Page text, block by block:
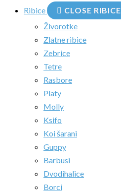
Ribice CLOSE RIBICE
Živorotke
Zlatne ribice
Zebrice
Tetre
Rasbore
Platy
Molly
Ksifo
Koi šarani
Guppy
Barbusi
Dvodihalice
Borci